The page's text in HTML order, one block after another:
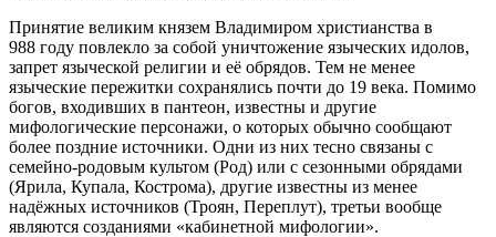
Принятие великим князем Владимиром христианства в
988 году повлекло за собой уничтожение языческих идолов,
запрет языческой религии и её обрядов. Тем не менее
языческие пережитки сохранялись почти до 19 века. Помимо
богов, входивших в пантеон, известны и другие
мифологические персонажи, о которых обычно сообщают
более поздние источники. Одни из них тесно связаны с
семейно-родовым культом (Род) или с сезонными обрядами
(Ярила, Купала, Кострома), другие известны из менее
надёжных источников (Троян, Переплут), третьи вообще
являются созданиями «кабинетной мифологии».